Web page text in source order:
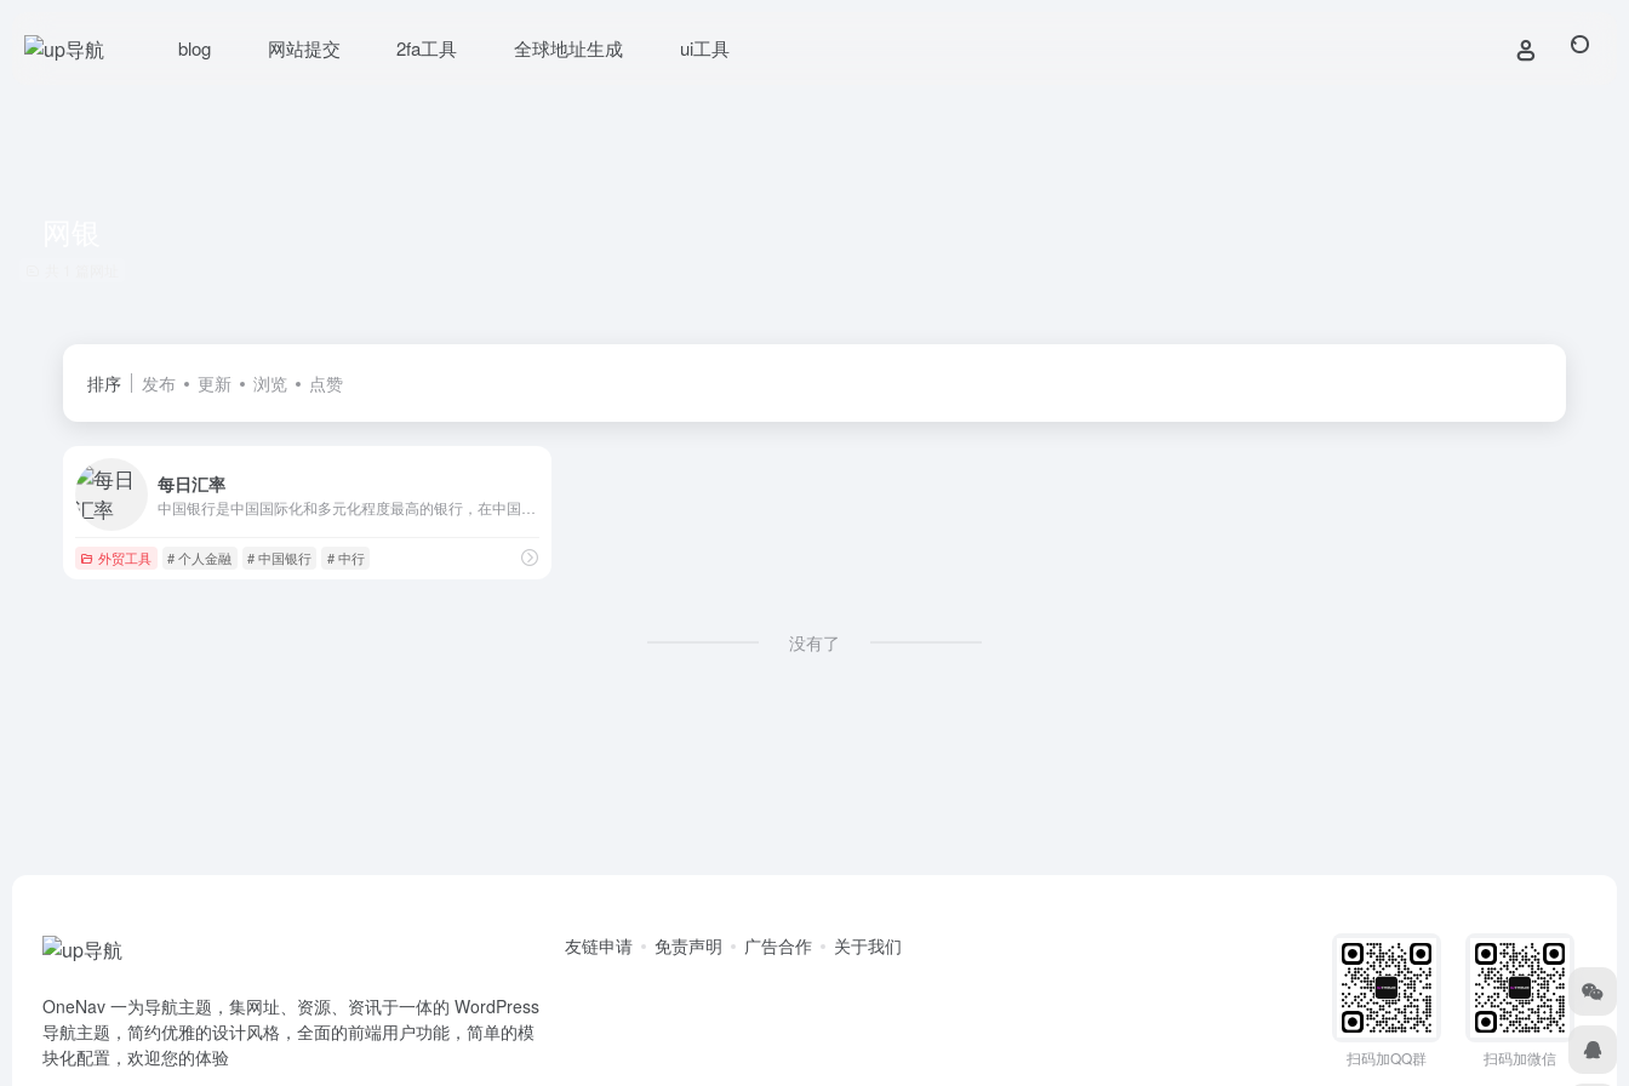
blog 网站提交 2fa工具 全球地址生成 ui工具
排序 发布 更新 浏览 点赞
每日汇率
外贸工具 # 个人金融 # 中国银行 # 中行
没有了
OneNav 一为导航主题，集网址、资源、资讯于一体的 WordPress
导航主题，简约优雅的设计风格，全面的前端用户功能，简单的模
块化配置，欢迎您的体验
友链申请 免责声明 广告合作 关于我们
扫码加QQ群 扫码加微信